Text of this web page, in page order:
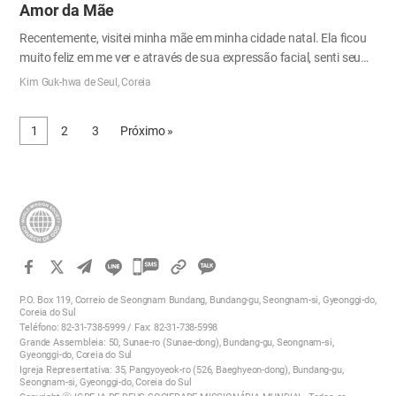
Amor da Mãe
Recentemente, visitei minha mãe em minha cidade natal. Ela ficou
muito feliz em me ver e através de sua expressão facial, senti seu
amor além das palavras. Quando eu estava prestes a ir embora,
virou a cabeça e enxugou as lágrimas. Em minha infância, nunca
soube o que ela sentia em seu coração. Eu costumava andar sob
trabalho, minha esposa me recebe calorosamente e meus filhos
correm para meus braços com sorrisos brilhantes. Enquanto
Kim Guk-hwa de Seul, Coreia
1 2 3 Próximo »
카
오
톡
공
유
P.O. Box 119, Correio de Seongnam Bundang, Bundang-gu, Seongnam-si, Gyeonggi-do,
Coreia do Sul
Teléfono: 82-31-738-5999 / Fax: 82-31-738-5998
Grande Assembleia: 50, Sunae-ro (Sunae-dong), Bundang-gu, Seongnam-si,
Gyeonggi-do, Coreia do Sul
Igreja Representativa: 35, Pangyoyeok-ro (526, Baeghyeon-dong), Bundang-gu,
Seongnam-si, Gyeonggi-do, Coreia do Sul